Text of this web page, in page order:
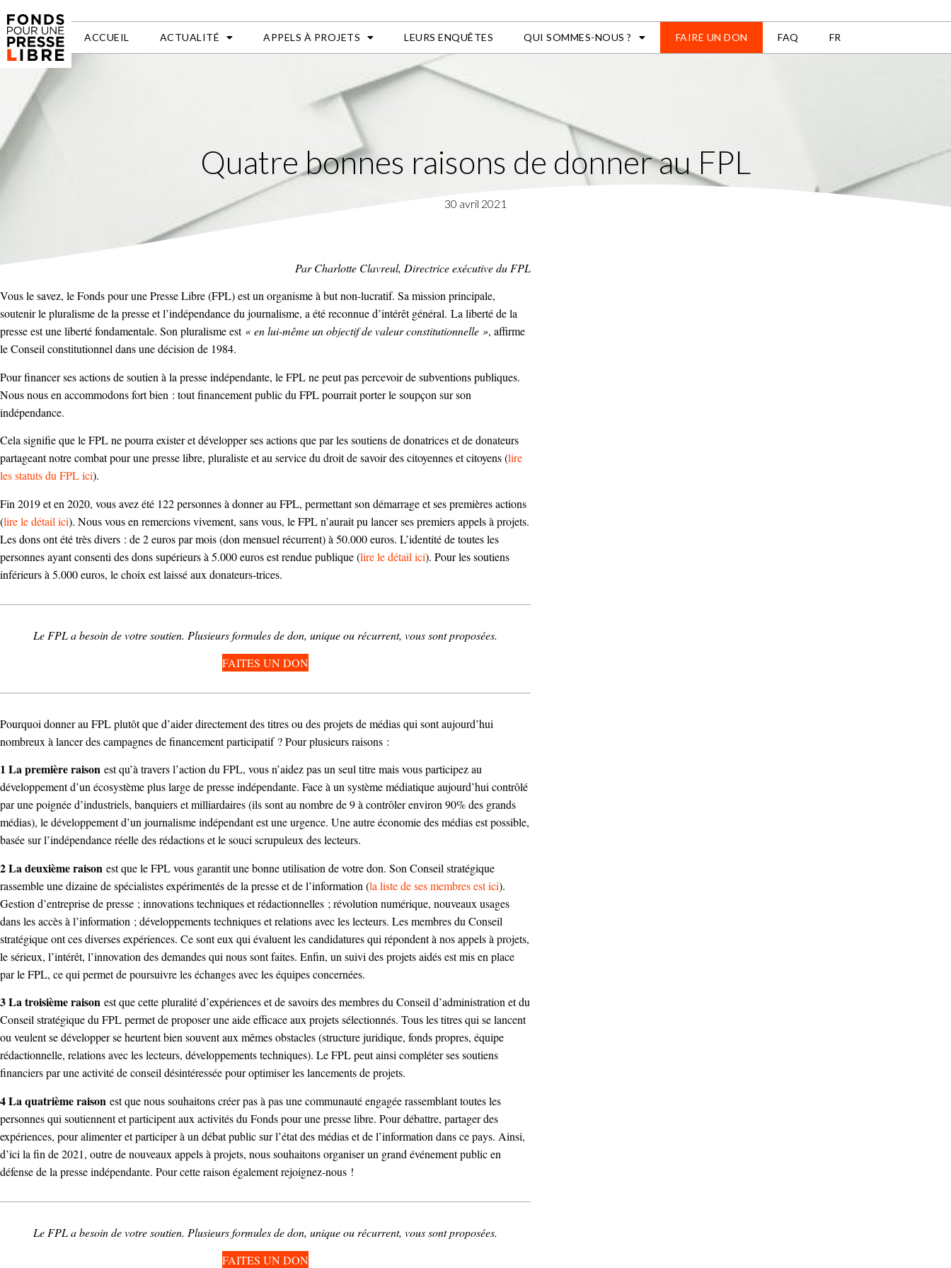
ACCUEIL ACTUALITÉ APPELS À PROJETS LEURS ENQUÊTES QUI SOMMES-NOUS ? FAIRE UN DON FAQ FR
Quatre bonnes raisons de donner au FPL
30 avril 2021
Par Charlotte Clavreul, Directrice exécutive du FPL
Vous le savez, le Fonds pour une Presse Libre (FPL) est un organisme à but non-lucratif. Sa mission principale,
soutenir le pluralisme de la presse et l’indépendance du journalisme, a été reconnue d’intérêt général. La liberté de la
presse est une liberté fondamentale. Son pluralisme est « en lui-même un objectif de valeur constitutionnelle », affirme
le Conseil constitutionnel dans une décision de 1984.
Pour financer ses actions de soutien à la presse indépendante, le FPL ne peut pas percevoir de subventions publiques.
Nous nous en accommodons fort bien : tout financement public du FPL pourrait porter le soupçon sur son
indépendance.
Cela signifie que le FPL ne pourra exister et développer ses actions que par les soutiens de donatrices et de donateurs
partageant notre combat pour une presse libre, pluraliste et au service du droit de savoir des citoyennes et citoyens (lire
les statuts du FPL ici).
Fin 2019 et en 2020, vous avez été 122 personnes à donner au FPL, permettant son démarrage et ses premières actions
(lire le détail ici). Nous vous en remercions vivement, sans vous, le FPL n’aurait pu lancer ses premiers appels à projets.
Les dons ont été très divers : de 2 euros par mois (don mensuel récurrent) à 50.000 euros. L’identité de toutes les
personnes ayant consenti des dons supérieurs à 5.000 euros est rendue publique (lire le détail ici). Pour les soutiens
inférieurs à 5.000 euros, le choix est laissé aux donateurs-trices.
Le FPL a besoin de votre soutien. Plusieurs formules de don, unique ou récurrent, vous sont proposées.
FAITES UN DON
Pourquoi donner au FPL plutôt que d’aider directement des titres ou des projets de médias qui sont aujourd’hui
nombreux à lancer des campagnes de financement participatif ? Pour plusieurs raisons :
1 La première raison est qu’à travers l’action du FPL, vous n’aidez pas un seul titre mais vous participez au
développement d’un écosystème plus large de presse indépendante. Face à un système médiatique aujourd’hui contrôlé
par une poignée d’industriels, banquiers et milliardaires (ils sont au nombre de 9 à contrôler environ 90% des grands
médias), le développement d’un journalisme indépendant est une urgence. Une autre économie des médias est possible,
basée sur l’indépendance réelle des rédactions et le souci scrupuleux des lecteurs.
2 La deuxième raison est que le FPL vous garantit une bonne utilisation de votre don. Son Conseil stratégique
rassemble une dizaine de spécialistes expérimentés de la presse et de l’information (la liste de ses membres est ici).
Gestion d’entreprise de presse ; innovations techniques et rédactionnelles ; révolution numérique, nouveaux usages
dans les accès à l’information ; développements techniques et relations avec les lecteurs. Les membres du Conseil
stratégique ont ces diverses expériences. Ce sont eux qui évaluent les candidatures qui répondent à nos appels à projets,
le sérieux, l’intérêt, l’innovation des demandes qui nous sont faites. Enfin, un suivi des projets aidés est mis en place
par le FPL, ce qui permet de poursuivre les échanges avec les équipes concernées.
3 La troisième raison est que cette pluralité d’expériences et de savoirs des membres du Conseil d’administration et du
Conseil stratégique du FPL permet de proposer une aide efficace aux projets sélectionnés. Tous les titres qui se lancent
ou veulent se développer se heurtent bien souvent aux mêmes obstacles (structure juridique, fonds propres, équipe
rédactionnelle, relations avec les lecteurs, développements techniques). Le FPL peut ainsi compléter ses soutiens
financiers par une activité de conseil désintéressée pour optimiser les lancements de projets.
4 La quatrième raison est que nous souhaitons créer pas à pas une communauté engagée rassemblant toutes les
personnes qui soutiennent et participent aux activités du Fonds pour une presse libre. Pour débattre, partager des
expériences, pour alimenter et participer à un débat public sur l’état des médias et de l’information dans ce pays. Ainsi,
d’ici la fin de 2021, outre de nouveaux appels à projets, nous souhaitons organiser un grand événement public en
défense de la presse indépendante. Pour cette raison également rejoignez-nous !
Le FPL a besoin de votre soutien. Plusieurs formules de don, unique ou récurrent, vous sont proposées.
FAITES UN DON